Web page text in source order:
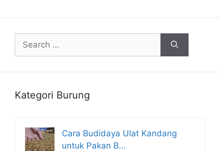
for:
Kategori Burung
Cara Budidaya Ulat Kandang
untuk Pakan B…